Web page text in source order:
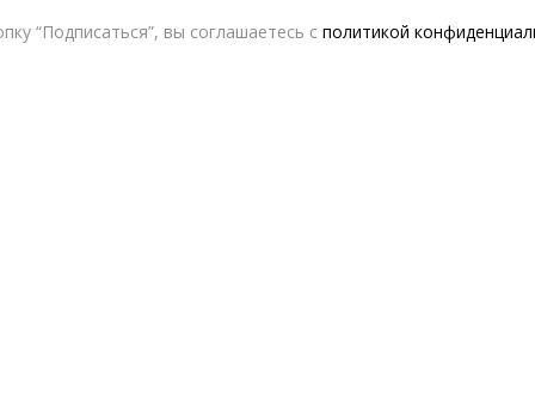
“Подписаться”, вы соглашаетесь с политикой